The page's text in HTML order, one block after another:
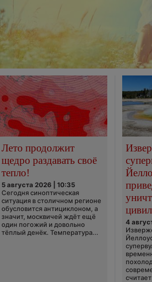
Лето продолжит
щедро раздавать своё
тепло!
5 августа 2026 | 10:35
Сегодня синоптическая
ситуация в столичном регионе
обусловится антициклоном, а
значит, москвичей ждёт ещё
один погожий и довольно
тёплый денёк. Температура...
4